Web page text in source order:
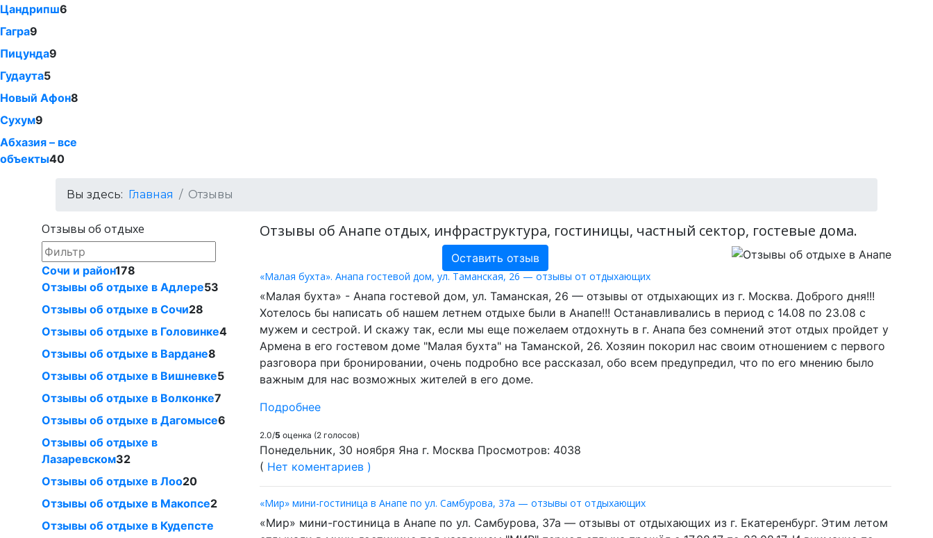
Цандрипш6
Гагра9
Пицунда9
Гудаута5
Новый Афон8
Сухум9
Абхазия – все
объекты40
Вы здесь: Главная Отзывы
Отзывы об отдыхе
Сочи и район178
Отзывы об отдыхе в Адлере53
Отзывы об отдыхе в Сочи28
Отзывы об отдыхе в Головинке4
Отзывы об отдыхе в Вардане8
Отзывы об отдыхе в Вишневке5
Отзывы об отдыхе в Волконке7
Отзывы об отдыхе в Дагомысе6
Отзывы об отдыхе в
Лазаревском32
Отзывы об отдыхе в Лоо20
Отзывы об отдыхе в Макопсе2
Отзывы об отдыхе в Кудепсте
Отзывы об Анапе отдых, инфраструктура, гостиницы, частный сектор, гостевые дома.
Оставить отзыв
«Малая бухта». Анапа гостевой дом, ул. Таманская, 26 — отзывы от отдыхающих
«Малая бухта» - Анапа гостевой дом, ул. Таманская, 26 — отзывы от отдыхающих из г. Москва. Доброго дня!!!
Хотелось бы написать об нашем летнем отдыхе были в Анапе!!! Останавливались в период с 14.08 по 23.08 с
мужем и сестрой. И скажу так, если мы еще пожелаем отдохнуть в г. Анапа без сомнений этот отдых пройдет у
Армена в его гостевом доме "Малая бухта" на Таманской, 26. Хозяин покорил нас своим отношением с первого
разговора при бронировании, очень подробно все рассказал, обо всем предупредил, что по его мнению было
важным для нас возможных жителей в его доме.
Подробнее
2.0/5 оценка (2 голосов)
Понедельник, 30 ноября Яна г. Москва Просмотров: 4038
( Нет коментариев )
«Мир» мини-гостиница в Анапе по ул. Самбурова, 37а — отзывы от отдыхающих
«Мир» мини-гостиница в Анапе по ул. Самбурова, 37а — отзывы от отдыхающих из г. Екатеренбург. Этим летом